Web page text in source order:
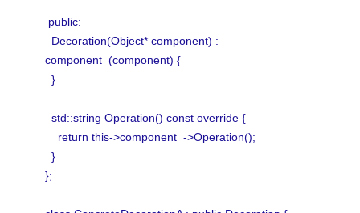
public:
Decoration(Object* component) :
component_(component) {
}
std::string Operation() const override {
return this->component_->Operation();
}
};